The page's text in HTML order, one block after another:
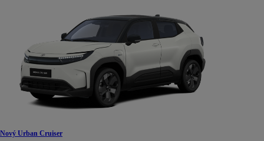
Nový Urban Cruiser